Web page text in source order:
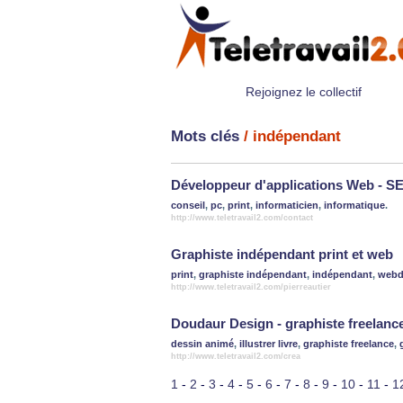
Rejoignez le collectif
Mots clés / indépendant
Développeur d'applications Web -
conseil, pc, print, informaticien, informatique.
http://www.teletravail2.com/contact
Graphiste indépendant print et web
print, graphiste indépendant, indépendant,
http://www.teletravail2.com/pierreautier
Doudaur Design - graphiste
dessin animé, illustrer livre, graphiste freelance,
http://www.teletravail2.com/crea
1 - 2 - 3 - 4 - 5 - 6 - 7 - 8 - 9 - 10 - 11 -